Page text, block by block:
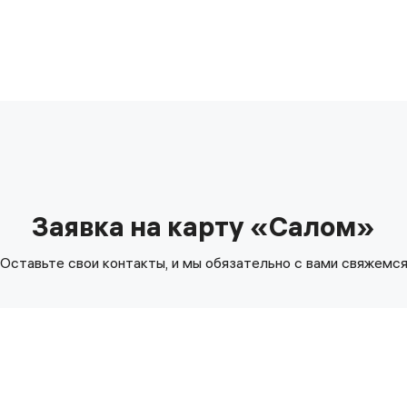
Заявка на карту «Салом»
Оставьте свои контакты, и мы обязательно с вами свяжемся